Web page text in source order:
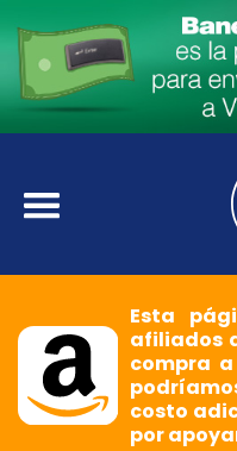
Esta
afiliados
compra
costo
por